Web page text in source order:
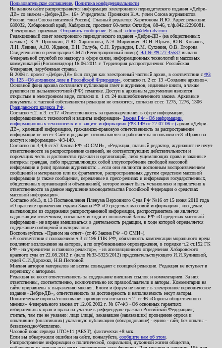
Пользовательское соглашение Политика конфиденциальности
На данном сайте распространяется информация электронного периодического издания «Дебри-
ДВ» со знаком «Дебри-ДВ». 16+ Учредитель: Пронякин К.А. (член Союза журналистов
России, член Союза писателей России). Главный редактор: Харитонова И.Ю. Адрес редакции:
680032, Хабаровский край, Хабаровск, проспект 60-летия Октября, 88-46, т./ф.84212296081.
Электронная приемная: Отправить сообщение . E-mail: editor@debri-dv.com
Редакционный совет электронного периодического издания «Дебри-ДВ» (на общественных
началах): К.А. Пронякин, И.Ю. Харитонова, А.Э. Мирмович, Ю.Н. Юрьев, Ю.В. Ковалев,
Л.Н. Левина, А.Ю. Жданов, Е.Н. Голубь, С.Н. Бурындин, Б.М. Сухинин, О.В. Егорова
Свидетельство о регистрации СМИ (Регистрационный номер) ЭЛ № ФС77-45537 выдано
Федеральной службой по надзору в сфере связи, информационных технологий и массовых
коммуникаций (Роскомнадзор) 16.06.2011 г. Территория распространения: Российская
Федерация, зарубежные страны.
В 2006 г. проект «Дебри-ДВ» был создан как электронный частный архив, в соответствии с ФЗ
№ 125 «Об архивном деле в Российской Федерации» , согласно п. 2 ст. 13 «Создание архивов».
Основной фонд архива составляют публикации газет и журналов, изданные книги, а также
рукописи по дальневосточной (РФ) тематике. Доступ к архивным документам является
открытым в электронном виде, согласно п. 1 ст. 24 вышеобозначенного закона. Архивные
документы к частной собственности редакции не относятся, согласно ст.ст. 1275, 1276, 1306
Гражданского кодекса РФ
Согласно ч.2. п.3. ст.17 «Ответственность за правонарушения в сфере информации,
информационных технологий и защиты информации» Закона РФ «Об информации,
информационных технологиях и о защите информации» (ФЗ-149 от 27.07.06 г.) архив «Дебри-
ДВ», хранящий информацию, гражданско-правовую ответственность за распространение
информации не несет. Сайт и редакция основываются и работают на основании ст.8 «Право на
доступ к информации» ФЗ-149.
Согласно пп.3,4,6 ст.57 Закона РФ «О СМИ», «Редакция, главный редактор, журналист не несут
ответственности за распространение сведений, не соответствующих действительности и
порочащих честь и достоинство граждан и организаций, либо ущемляющих права и законные
интересы граждан, либо представляющих собой злоупотребление свободой массовой
информации и (или) правами журналиста: ...если они являются дословным воспроизведением
сообщений и материалов или их фрагментов, распространенных другим средством массовой
информации (а также сообщения, переданные в пресс-релизах и информация государственных,
общественных организаций и объединений), которое может быть установлено и привлечено к
ответственности за данное нарушение законодательства Российской Федерации о средствах
массовой информации».
Согласно абз.3, п.13 Постановления Пленума Верховного Суда РФ №16 от 15 июня 2010 года
«О практике применения судами Закона РФ «О средствах массовой информации», «по делам,
вытекающим из содержания распространенной информации, распространитель не является
надлежащим ответчиком, поскольку исходя из положений Закона РФ «О средствах массовой
информации» не вправе вмешиваться в деятельность редакции, в ходе которой определяется
содержание сообщений и материалов».
Воспользуйтесь «Правом на ответ» (ст.46 Закона РФ «О СМИ»).
«В соответствии с положением ч.3 ст.196 ГПК РФ, обязанность компенсации морального вреда
подлежит возложению на авторов, а по опубликованию опровержения, в порядке ч.2 ст.152 ГК
РФ - на учредителя и главного редактор», - из апелляционного определения Хабаровского
краевого суда от 22.08.2012 г. (дело №33-5325/2012) председательствующего И.И.Куликовой,
судей С.И.Дорожко, Н.В.Пестовой.
Мнения авторов материалов не всегда совпадают с позицией редакции. Редакция не вступает в
переписку с авторами.
Редакция не несет ответственность за содержание внешних ссылок и комментариев. За них
ответственны, соответственно, исключительно их правообладатели и авторы. Комментарии на
сайте приравнены к выражению мнения. Блоги и форум не входят в электронное периодическое
издание «Дебри-ДВ», ответственность за достоверность и наполняемость несут авторы.
Политические опросы/голосования проводятся согласно ч.2. ст.46 «Опросы общественного
мнения» Федерального закона от 12.06.2002 г. № 67-ФЗ «Об основных гарантиях
избирательных прав и права на участие в референдуме граждан Российской Федерации»;
считать, там где не указано: лицо (лица), заказавшее (заказавших) проведение опроса и
оплатившее (оплативших) указанную публикацию (обнародование) - едино - сайт, без оплаты -
безвозмездно/бесплатно.
Часовой пояс сервера UTC+11 (AEST), фактически +8 мск.
Если вы обнаружили ошибки на сайте, пожалуйста, сообщите нам об этом
Распространение информации о политической, социальной, духовной жизни общества,